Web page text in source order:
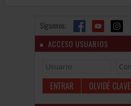
Síguenos:
ACCESO USUARIOS
OLVIDÉ CLAVE